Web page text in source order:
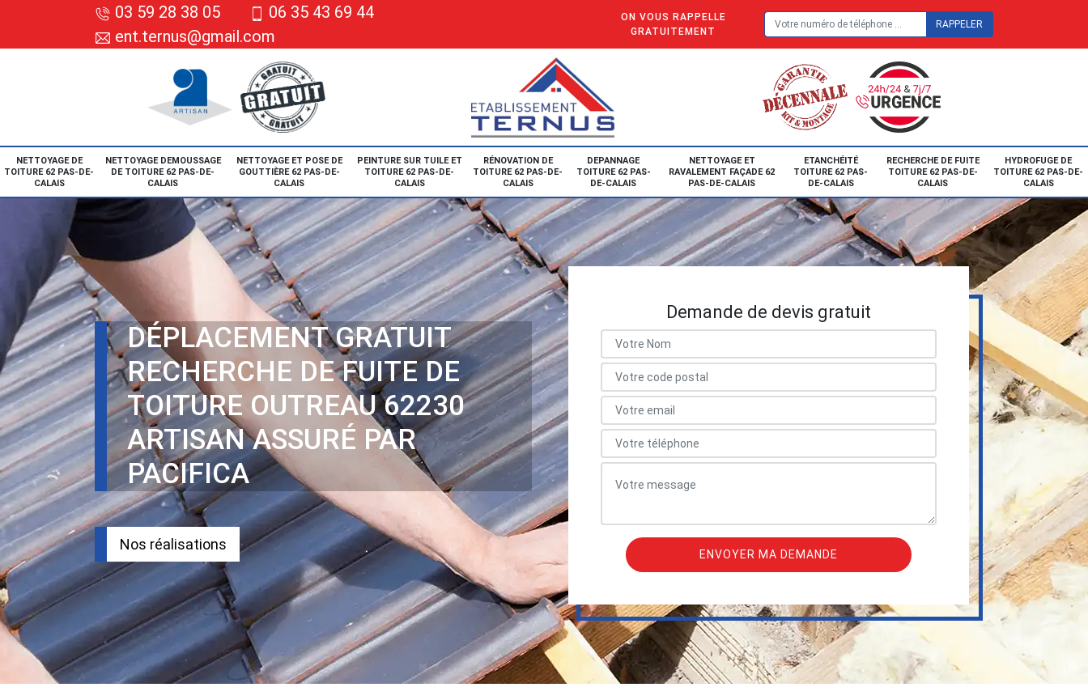
03 59 28 38 05
06 35 43 69 44
ent.ternus@gmail.com
ON VOUS RAPPELLE
GRATUITEMENT
NETTOYAGE DE
TOITURE 62 PAS-DE-
CALAIS
NETTOYAGE DEMOUSSAGE
DE TOITURE 62 PAS-DE-
CALAIS
NETTOYAGE ET POSE DE
GOUTTIÈRE 62 PAS-DE-
CALAIS
PEINTURE SUR TUILE ET
TOITURE 62 PAS-DE-
CALAIS
RÉNOVATION DE
TOITURE 62 PAS-DE-
CALAIS
DEPANNAGE
TOITURE 62 PAS-
DE-CALAIS
NETTOYAGE ET
RAVALEMENT FAÇADE 62
PAS-DE-CALAIS
ETANCHÉITÉ
TOITURE 62 PAS-
DE-CALAIS
RECHERCHE DE FUITE
TOITURE 62 PAS-DE-
CALAIS
HYDROFUGE DE
TOITURE 62 PAS-DE-
CALAIS
DÉPLACEMENT GRATUIT
RECHERCHE DE FUITE DE
TOITURE OUTREAU 62230
ARTISAN ASSURÉ PAR
PACIFICA
Nos réalisations
Demande de devis gratuit